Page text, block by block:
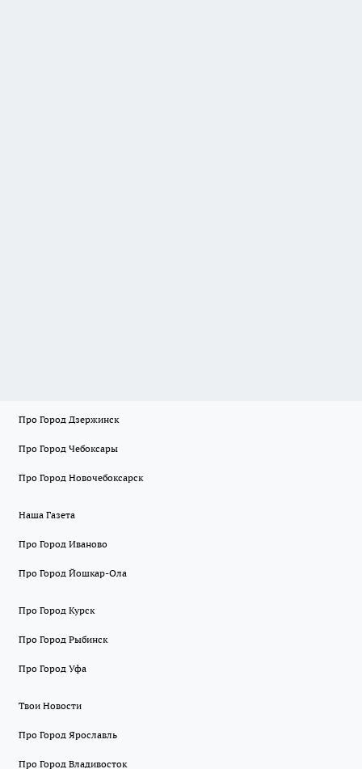
Про Город Дзержинск
Про Город Чебоксары
Про Город Новочебоксарск
Наша Газета
Про Город Иваново
Про Город Йошкар-Ола
Про Город Курск
Про Город Рыбинск
Про Город Уфа
Твои Новости
Про Город Ярославль
Про Город Владивосток